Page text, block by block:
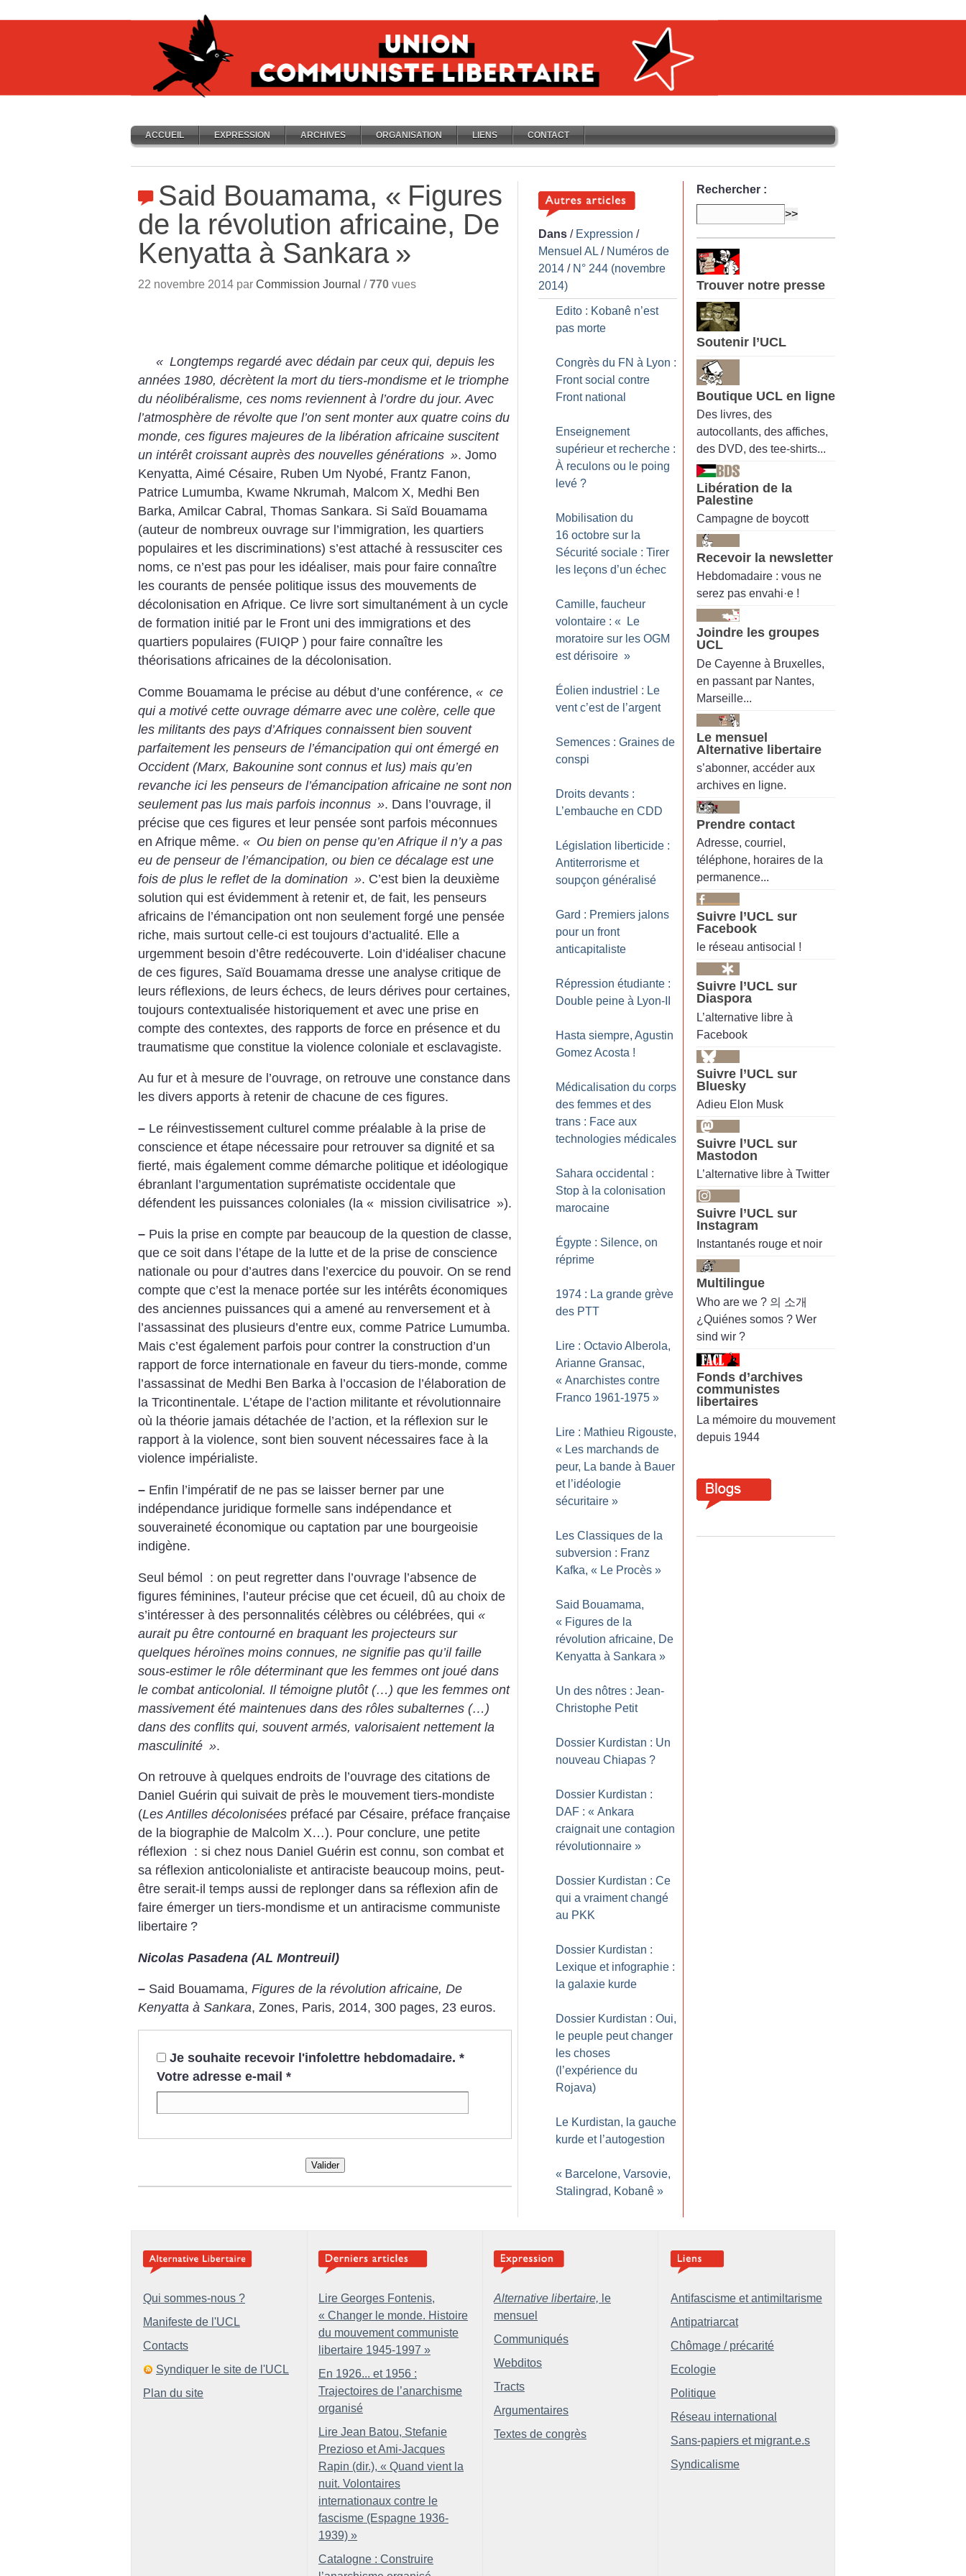
ACCUEIL EXPRESSION ARCHIVES ORGANISATION LIENS CONTACT
Said Bouamama, « Figures
de la révolution africaine, De
Kenyatta à Sankara »
22 novembre 2014 par Commission Journal /770 vues
« Longtemps regardé avec dédain par ceux qui, depuis les
années 1980, décrètent la mort du tiers-mondisme et le triomphe
du néolibéralisme, ces noms reviennent à l’ordre du jour. Avec
l’atmosphère de révolte que l’on sent monter aux quatre coins du
monde, ces figures majeures de la libération africaine suscitent
un intérêt croissant auprès des nouvelles générations ». Jomo
Kenyatta, Aimé Césaire, Ruben Um Nyobé, Frantz Fanon,
Patrice Lumumba, Kwame Nkrumah, Malcom X, Medhi Ben
Barka, Amilcar Cabral, Thomas Sankara. Si Saïd Bouamama
(auteur de nombreux ouvrage sur l’immigration, les quartiers
populaires et les discriminations) s’est attaché à ressusciter ces
noms, ce n’est pas pour les idéaliser, mais pour faire connaître
les courants de pensée politique issus des mouvements de
décolonisation en Afrique. Ce livre sort simultanément à un cycle
de formation initié par le Front uni des immigrations et des
quartiers populaires (FUIQP ) pour faire connaître les
théorisations africaines de la décolonisation.
Comme Bouamama le précise au début d’une conférence, « ce
qui a motivé cette ouvrage démarre avec une colère, celle que
les militants des pays d’Afriques connaissent bien souvent
parfaitement les penseurs de l’émancipation qui ont émergé en
Occident (Marx, Bakounine sont connus et lus) mais qu’en
revanche ici les penseurs de l’émancipation africaine ne sont non
seulement pas lus mais parfois inconnus ». Dans l’ouvrage, il
précise que ces figures et leur pensée sont parfois méconnues
en Afrique même. « Ou bien on pense qu’en Afrique il n’y a pas
eu de penseur de l’émancipation, ou bien ce décalage est une
fois de plus le reflet de la domination ». C’est bien la deuxième
solution qui est évidemment à retenir et, de fait, les penseurs
africains de l’émancipation ont non seulement forgé une pensée
riche, mais surtout celle-ci est toujours d’actualité. Elle a
urgemment besoin d’être redécouverte. Loin d’idéaliser chacune
de ces figures, Saïd Bouamama dresse une analyse critique de
leurs réflexions, de leurs échecs, de leurs dérives pour certaines,
toujours contextualisée historiquement et avec une prise en
compte des contextes, des rapports de force en présence et du
traumatisme que constitue la violence coloniale et esclavagiste.
Au fur et à mesure de l’ouvrage, on retrouve une constance dans
les divers apports à retenir de chacune de ces figures.
– Le réinvestissement culturel comme préalable à la prise de
conscience et étape nécessaire pour retrouver sa dignité et sa
fierté, mais également comme démarche politique et idéologique
ébranlant l’argumentation suprématiste occidentale que
défendent les puissances coloniales (la « mission civilisatrice »).
– Puis la prise en compte par beaucoup de la question de classe,
que ce soit dans l’étape de la lutte et de la prise de conscience
nationale ou pour d’autres dans l’exercice du pouvoir. On se rend
compte que c’est la menace portée sur les intérêts économiques
des anciennes puissances qui a amené au renversement et à
l’assassinat des plusieurs d’entre eux, comme Patrice Lumumba.
Mais c’est également parfois pour contrer la construction d’un
rapport de force internationale en faveur du tiers-monde, comme
l’assassinat de Medhi Ben Barka à l’occasion de l’élaboration de
la Tricontinentale. L’étape de l’action militante et révolutionnaire
où la théorie jamais détachée de l’action, et la réflexion sur le
rapport à la violence, sont bien souvent nécessaires face à la
violence impérialiste.
– Enfin l’impératif de ne pas se laisser berner par une
indépendance juridique formelle sans indépendance et
souveraineté économique ou captation par une bourgeoisie
indigène.
Seul bémol : on peut regretter dans l’ouvrage l’absence de
figures féminines, l’auteur précise que cet écueil, dû au choix de
s’intéresser à des personnalités célèbres ou célébrées, qui «
aurait pu être contourné en braquant les projecteurs sur
quelques héroïnes moins connues, ne signifie pas qu’il faille
sous-estimer le rôle déterminant que les femmes ont joué dans
le combat anticolonial. Il témoigne plutôt (…) que les femmes ont
massivement été maintenues dans des rôles subalternes (…)
dans des conflits qui, souvent armés, valorisaient nettement la
masculinité ».
On retrouve à quelques endroits de l’ouvrage des citations de
Daniel Guérin qui suivait de près le mouvement tiers-mondiste
(Les Antilles décolonisées préfacé par Césaire, préface française
de la biographie de Malcolm X…). Pour conclure, une petite
réflexion : si chez nous Daniel Guérin est connu, son combat et
sa réflexion anticolonialiste et antiraciste beaucoup moins, peut-
être serait-il temps aussi de replonger dans sa réflexion afin de
faire émerger un tiers-mondisme et un antiracisme communiste
libertaire ?
Nicolas Pasadena (AL Montreuil)
– Said Bouamama, Figures de la révolution africaine, De
Kenyatta à Sankara, Zones, Paris, 2014, 300 pages, 23 euros.
Je souhaite recevoir l'infolettre hebdomadaire. *
Votre adresse e-mail *
Valider
Dans / Expression /
Mensuel AL / Numéros de
2014 / N° 244 (novembre
2014)
Edito : Kobanê n’est
pas morte
Congrès du FN à Lyon :
Front social contre
Front national
Enseignement
supérieur et recherche :
À reculons ou le poing
levé ?
Mobilisation du
16 octobre sur la
Sécurité sociale : Tirer
les leçons d’un échec
Camille, faucheur
volontaire : «
Le
moratoire sur les OGM
est dérisoire »
Éolien industriel : Le
vent c’est de l’argent
Semences : Graines de
conspi
Droits devants :
L’embauche en CDD
Législation liberticide :
Antiterrorisme et
soupçon généralisé
Gard : Premiers jalons
pour un front
anticapitaliste
Répression étudiante :
Double peine à Lyon-II
Hasta siempre, Agustin
Gomez Acosta !
Médicalisation du corps
des femmes et des
trans : Face aux
technologies médicales
Sahara occidental :
Stop à la colonisation
marocaine
Égypte : Silence, on
réprime
1974 : La grande grève
des PTT
Lire : Octavio Alberola,
Arianne Gransac,
« Anarchistes contre
Franco 1961-1975 »
Lire : Mathieu Rigouste,
« Les marchands de
peur, La bande à Bauer
et l’idéologie
sécuritaire »
Les Classiques de la
subversion : Franz
Kafka, « Le Procès »
Said Bouamama,
« Figures de la
révolution africaine, De
Kenyatta à Sankara »
Un des nôtres : Jean-
Christophe Petit
Dossier Kurdistan : Un
nouveau Chiapas ?
Dossier Kurdistan :
DAF : « Ankara
craignait une contagion
révolutionnaire »
Dossier Kurdistan : Ce
qui a vraiment changé
au PKK
Dossier Kurdistan :
Lexique et infographie :
la galaxie kurde
Dossier Kurdistan : Oui,
le peuple peut changer
les choses
(l’expérience du
Rojava)
Le Kurdistan, la gauche
kurde et l’autogestion
« Barcelone, Varsovie,
Stalingrad, Kobanê »
Rechercher :
Trouver notre presse
Soutenir l’UCL
Boutique UCL en ligne
Des livres, des
autocollants, des affiches,
des DVD, des tee-shirts...
Libération de la
Palestine
Campagne de boycott
Recevoir la newsletter
Hebdomadaire : vous ne
serez pas envahi·e !
Joindre les groupes
UCL
De Cayenne à Bruxelles,
en passant par Nantes,
Marseille...
Le mensuel
Alternative libertaire
s’abonner, accéder aux
archives en ligne.
Prendre contact
Adresse, courriel,
téléphone, horaires de la
permanence...
Suivre l’UCL sur
Facebook
le réseau antisocial !
Suivre l’UCL sur
Diaspora
L’alternative libre à
Facebook
Suivre l’UCL sur
Bluesky
Adieu Elon Musk
Suivre l’UCL sur
Mastodon
L’alternative libre à Twitter
Suivre l’UCL sur
Instagram
Instantanés rouge et noir
Multilingue
Who are we ? 의 소개
¿Quiénes somos ? Wer
sind wir ?
Fonds d’archives
communistes
libertaires
La mémoire du mouvement
depuis 1944
Qui sommes-nous ?
Manifeste de l'UCL
Contacts
Syndiquer le site de l'UCL
Plan du site
Lire Georges Fontenis,
« Changer le monde. Histoire
du mouvement communiste
libertaire 1945-1997 »
En 1926... et 1956 :
Trajectoires de l’anarchisme
organisé
Lire Jean Batou, Stefanie
Prezioso et Ami-Jacques
Rapin (dir.), « Quand vient la
nuit. Volontaires
internationaux contre le
fascisme (Espagne 1936-
1939) »
Catalogne : Construire
Alternative libertaire, le
mensuel
Communiqués
Webditos
Tracts
Argumentaires
Textes de congrès
Antifascisme et antimiltarisme
Antipatriarcat
Chômage / précarité
Ecologie
Politique
Réseau international
Sans-papiers et migrant.e.s
Syndicalisme